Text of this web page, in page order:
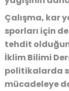
Çalışma, kar
sporları için
tehdit
İklim Bilimi
politikalarda
mücadeleye